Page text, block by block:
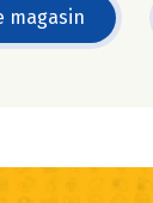
magasin